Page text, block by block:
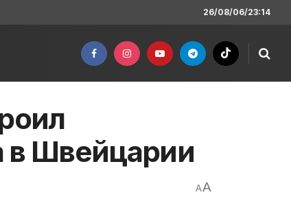
26/08/06/23:14
в Швейцарии
AA